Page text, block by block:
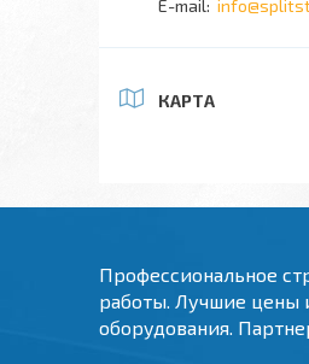
КАРТА
Профессиональное
работы. Лучшие цены
оборудования.